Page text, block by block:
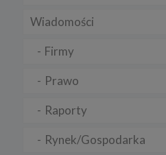
Wiadomości
Firmy
Prawo
Raporty
Rynek/Gospodarka